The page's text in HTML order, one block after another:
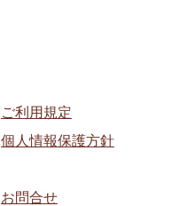
ご利用規定
個人情報保護方針
お問合せ